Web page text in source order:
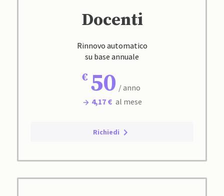
Docenti
Rinnovo automatico
su base annuale
50 / anno
4,17 € al mese
Richiedi